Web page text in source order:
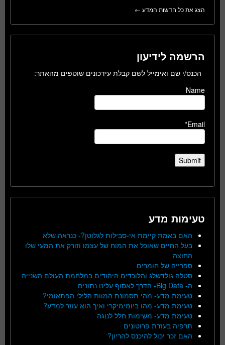
הצג את כל חדשות המדע ←
הרשמה לידיעון
הכנס/י שם ואימייל לשם קבלת עידכונים שוטפים מהאתר:
Name
Email*
טעימות מדע
האם באמת קיימת אי-סבילות לגלוטן?- כנראה שלא
בעל החיים שאוכל את המוח של עצמו וזורק את המעי שלו
החוצה
ספרייה של חומרים
סטלה גולדשלג והלוכדים היהודים במלחמת העולם השנייה
ה- Big Data- הדרך לאסוף עלינו נתונים
טעימת מדע- מהי תסמונת המוות הלילי הפתאומי?
טעימת מדע- מהו ביומימיקרי ואיך הוא עוזר למדע?
טעימת מדע- משימות חלל לנוגה
תרפיה בעזרת פרוטונים
האם זכר יכול להיכנס להריון?